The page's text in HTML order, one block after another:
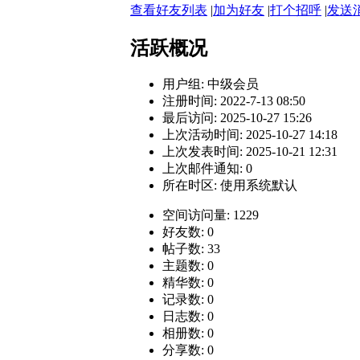
查看好友列表 |加为好友 |打个招呼 |发送
活跃概况
用户组: 中级会员
注册时间: 2022-7-13 08:50
最后访问: 2025-10-27 15:26
上次活动时间: 2025-10-27 14:18
上次发表时间: 2025-10-21 12:31
上次邮件通知: 0
所在时区: 使用系统默认
空间访问量: 1229
好友数: 0
帖子数: 33
主题数: 0
精华数: 0
记录数: 0
日志数: 0
相册数: 0
分享数: 0